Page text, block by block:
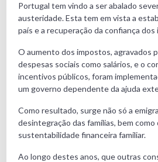
Portugal tem vindo a ser abalado
austeridade. Esta tem em vista a
país e a recuperação da confiança
O aumento dos impostos, agravados
despesas sociais como salários, e o
incentivos públicos, foram
um governo dependente da ajuda
Como resultado, surge não só a
desintegração das famílias, bem como
sustentabilidade financeira familiar.
Ao longo destes anos, que outras